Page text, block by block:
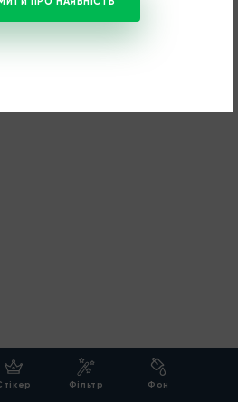
Фільтр Фон